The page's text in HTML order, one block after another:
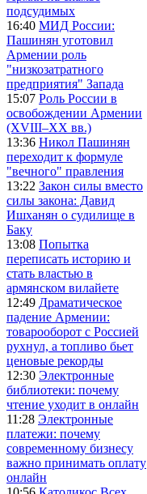
подсудимых
16:40 МИД России:
Пашинян уготовил
Армении роль
"низкозатратного
предприятия" Запада
15:07 Роль России в
освобождении Армении
(XVIII–XX вв.)
13:36 Никол Пашинян
переходит к формуле
"вечного" правления
13:22 Закон силы вместо
силы закона: Давид
Ишханян о судилище в
Баку
13:08 Попытка
переписать историю и
стать властью в
армянском вилайете
12:49 Драматическое
падение Армении:
товарооборот с Россией
рухнул, а топливо бьет
ценовые рекорды
12:30 Электронные
библиотеки: почему
чтение уходит в онлайн
11:28 Электронные
платежи: почему
современному бизнесу
важно принимать оплату
онлайн